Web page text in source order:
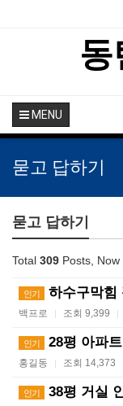
MENU
묻고 답하기
묻고 답하기
Total 309 Posts, Now
인기 하수구막힘
백프로 | 조회 9,399 |
인기 28평 아파
홍길동 | 조회 14,373
인기 38평 거실